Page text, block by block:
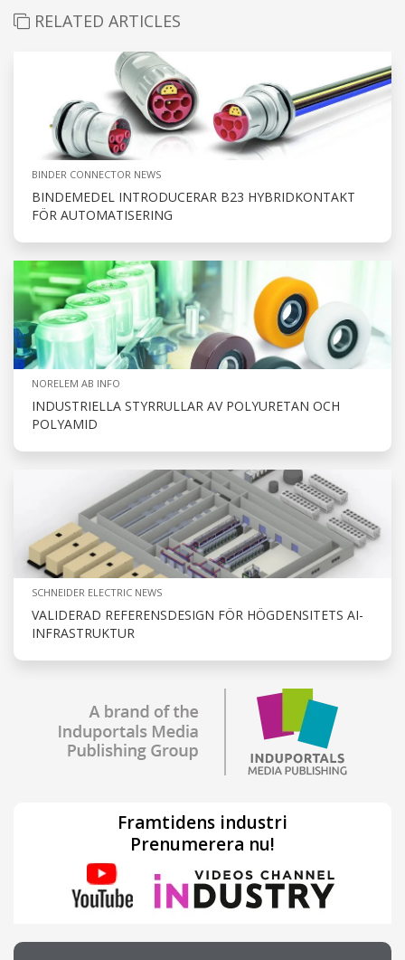
RELATED ARTICLES
BINDER CONNECTOR NEWS
BINDEMEDEL INTRODUCERAR B23 HYBRIDKONTAKT
FÖR AUTOMATISERING
NORELEM AB INFO
INDUSTRIELLA STYRRULLAR AV POLYURETAN OCH
POLYAMID
SCHNEIDER ELECTRIC NEWS
VALIDERAD REFERENSDESIGN FÖR HÖGDENSITETS AI-
INFRASTRUKTUR
Framtidens industri
Prenumerera nu!